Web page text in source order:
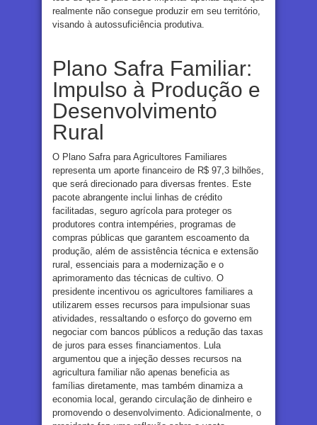
realmente não consegue produzir em seu território,
visando à autossuficiência produtiva.
Plano Safra Familiar:
Impulso à Produção e
Desenvolvimento
Rural
O Plano Safra para Agricultores Familiares
representa um aporte financeiro de R$ 97,3 bilhões,
que será direcionado para diversas frentes. Este
pacote abrangente inclui linhas de crédito
facilitadas, seguro agrícola para proteger os
produtores contra intempéries, programas de
compras públicas que garantem escoamento da
produção, além de assistência técnica e extensão
rural, essenciais para a modernização e o
aprimoramento das técnicas de cultivo. O
presidente incentivou os agricultores familiares a
utilizarem esses recursos para impulsionar suas
atividades, ressaltando o esforço do governo em
negociar com bancos públicos a redução das taxas
de juros para esses financiamentos. Lula
argumentou que a injeção desses recursos na
agricultura familiar não apenas beneficia as
famílias diretamente, mas também dinamiza a
economia local, gerando circulação de dinheiro e
promovendo o desenvolvimento. Adicionalmente, o